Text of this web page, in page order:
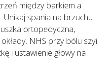
między barkiem a
spania na brzuchu.
ortopedyczna,
NHS przy bólu szyi
i ustawienie głowy na